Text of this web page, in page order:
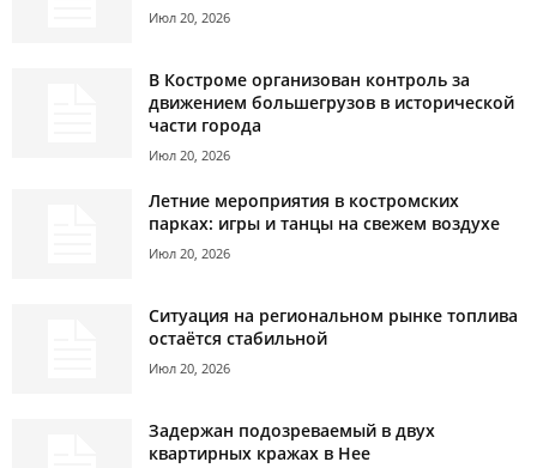
Июл 20, 2026
В Костроме организован контроль за
движением большегрузов в исторической
части города
Июл 20, 2026
Летние мероприятия в костромских
парках: игры и танцы на свежем воздухе
Июл 20, 2026
Ситуация на региональном рынке топлива
остаётся стабильной
Июл 20, 2026
Задержан подозреваемый в двух
квартирных кражах в Нее